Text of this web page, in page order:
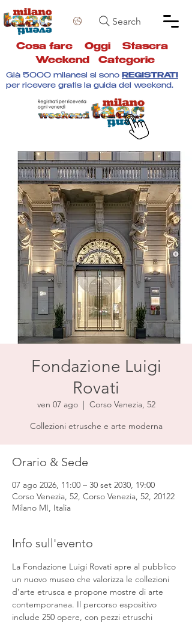
Search
Cosa fare Oggi Stasera
Weekend
Categorie
Già 5000 milanesi si sono REGISTRATI
per ricevere gratis la guida del weekend.
Fondazione Luigi
Rovati
ven 07 ago
  |
Corso Venezia, 52
Collezioni etrusche e arte moderna
Orario & Sede
07 ago 2026, 11:00 – 30 set 2030, 19:00
Corso Venezia, 52, Corso Venezia, 52, 20122
Milano MI, Italia
Info sull'evento
La Fondazione Luigi Rovati apre al pubblico
un nuovo museo che valorizza le collezioni
d’arte etrusca e propone mostre di arte
contemporanea. Il percorso espositivo
include 250 opere, con pezzi etruschi